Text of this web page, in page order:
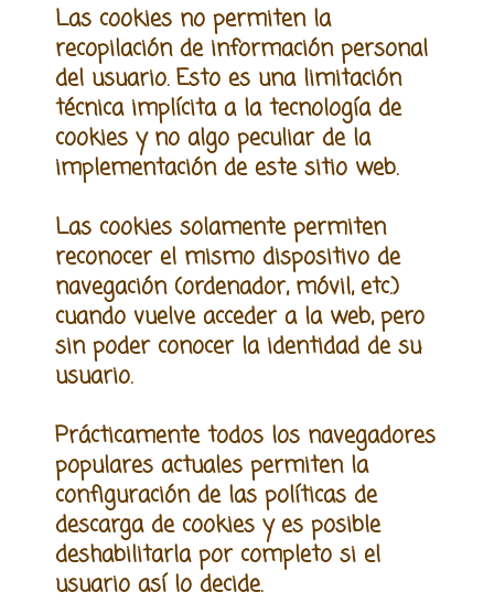
Las cookies no permiten la
recopilación de información personal
del usuario. Esto es una limitación
técnica implícita a la tecnología de
cookies yno algo peculiar de la
implementación de este sitio web.
Las cookies solamente permiten
reconocer el mismo dispositivo de
navegación (ordenador, móvil, etc.)
cuando vuelve acceder a la web, pero
sin poder conocer la identidad de su
usuario.
Prácticamente todos los navegadores
populares actuales permiten la
configuración de las políticas de
descarga de cookies y es posible
deshabilitarla por completo si el
usuario así lo decide.